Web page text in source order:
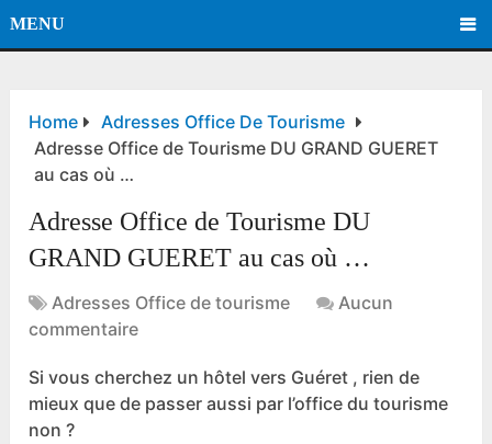
MENU
Home
Adresses Office De Tourisme
Adresse Office de Tourisme DU GRAND GUERET
au cas où …
Adresse Office de Tourisme DU
GRAND GUERET au cas où …
Adresses Office de tourisme
Aucun
commentaire
Si vous cherchez un hôtel vers Guéret , rien de
mieux que de passer aussi par l’office du tourisme
non ?